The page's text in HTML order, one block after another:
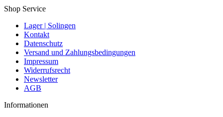
Shop Service
Lager | Solingen
Kontakt
Datenschutz
Versand und Zahlungsbedingungen
Impressum
Widerrufsrecht
Newsletter
AGB
Informationen